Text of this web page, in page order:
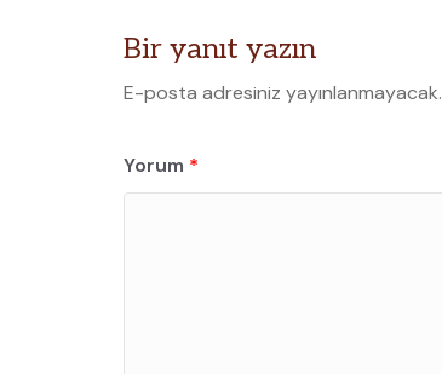
Bir yanıt yazın
E-posta adresiniz yayınlanmayacak.
Yorum *